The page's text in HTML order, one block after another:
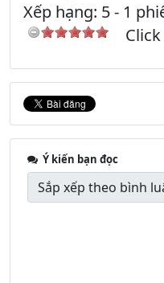
Xếp hạng: 5- 1
Ý kiến bạn đọc